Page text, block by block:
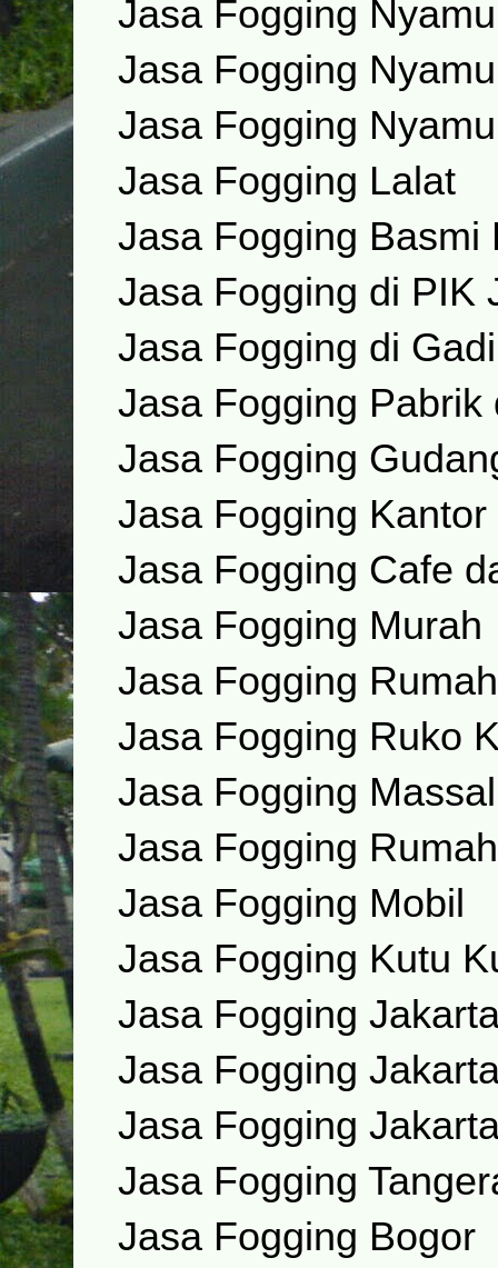
Jasa Fogging
Jasa Fogging
Jasa Fogging
Jasa Fogging Lalat
Jasa Fogging Basmi
Jasa Fogging di PIK
Jasa Fogging di
Jasa Fogging Pabrik
Jasa Fogging
Jasa Fogging
Jasa Fogging Cafe
Jasa Fogging Murah
Jasa Fogging Rumah
Jasa Fogging Ruko
Jasa Fogging
Jasa Fogging Rumah
Jasa Fogging Mobil
Jasa Fogging Kutu
Jasa Fogging
Jasa Fogging
Jasa Fogging
Jasa Fogging
Jasa Fogging Bogor